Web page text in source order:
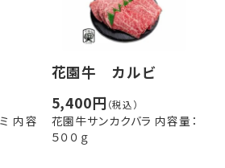
内容
花園牛 カルビ
5,400円（税込）
花園牛サンカクバラ 内容量：
５００ｇ